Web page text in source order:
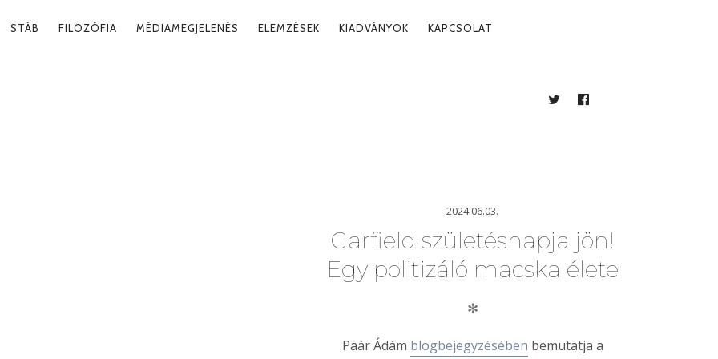
STÁB FILOZÓFIA MÉDIAMEGJELENÉS ELEMZÉSEK KIADVÁNYOK KAPCSOLAT
TWITTERFACEBOOK
2024.06.03.
Garfield születésnapja jön!
Egy politizáló macska élete
✻
Paár Ádám blogbejegyzésében bemutatja a